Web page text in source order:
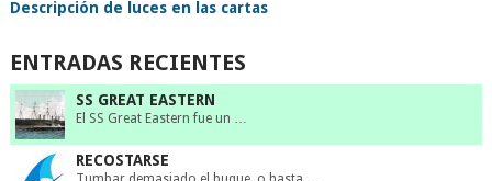
Descripción de luces en las cartas
ENTRADAS RECIENTES
SS GREAT EASTERN
El SS Great Eastern fue un …
RECOSTARSE